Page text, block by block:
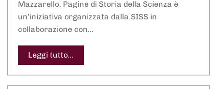
Mazzarello. Pagine di Storia della Scienza è
un’iniziativa organizzata dalla SISS in
collaborazione con…
Leggi tutto...